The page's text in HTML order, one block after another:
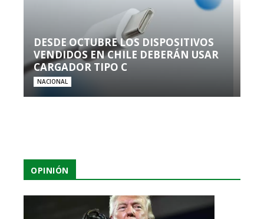
DESDE OCTUBRE LOS DISPOSITIVOS
VENDIDOS EN CHILE DEBERÁN USAR
CARGADOR TIPO C
NACIONAL
OPINIÓN